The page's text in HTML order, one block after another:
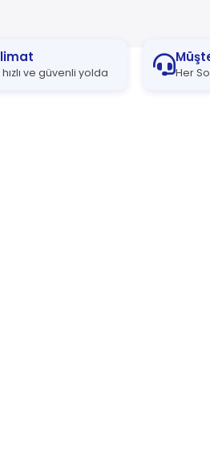
ve güvenli yolda Her